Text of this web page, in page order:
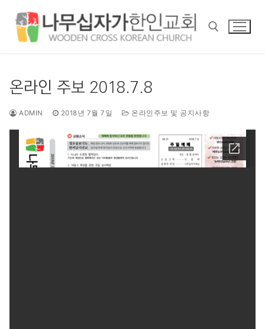
온라인 주보 2018.7.8
ADMIN 2018년 7월 7일 온라인주보 및 공지사항